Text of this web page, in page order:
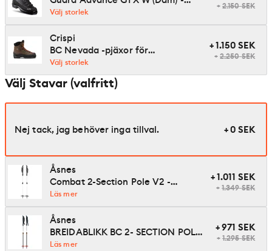
pjäxa för turskidåkning för BC-
Välj storlek
+2.150SEK
Crispi
BC Nevada -pjäxor för
turskidåkning med BC-bindning
Välj storlek
+1.150 SEK
+2.250SEK
Välj Stavar (valfritt)
Nej tack, jag behöver inga tillval. + 0 SEK
Åsnes
Combat 2-Section Pole V2 -
Teleskopisk turskidstav med rejäl
Läs mer
+1.011 SEK
+1.349SEK
Åsnes
BREIDABLIKK BC 2- SECTION POLE
- Stav för turskidåkning
Läs mer
+971 SEK
+1.295SEK